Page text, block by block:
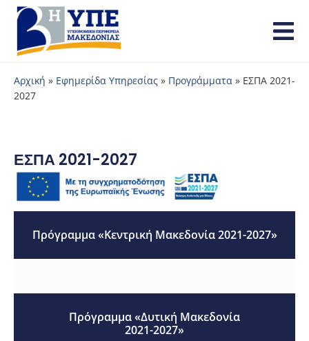
Αρχική » Εφημερίδα Υπηρεσίας » Προγράμματα » ΕΣΠΑ 2021-
2027
ΕΣΠΑ 2021-2027
Πρόγραμμα «Κεντρική Μακεδονία 2021-2027»
Πρόγραμμα «Δυτική Μακεδονία
2021-2027»